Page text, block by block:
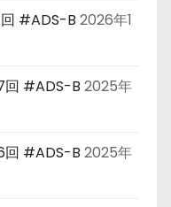
回 #ADS-B 2026年1
回 #ADS-B 2025年
回 #ADS-B 2025年